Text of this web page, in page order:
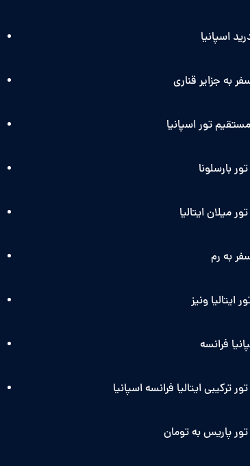
اسپانیا
به جزایر قناری
تور اسپانیا
بارسلونا
میلان ایتالیا
به رم
ایتالیا ونیز
فرانسه
ترکیبی ایتالیا فرانسه اسپانیا
پاریس به تومان